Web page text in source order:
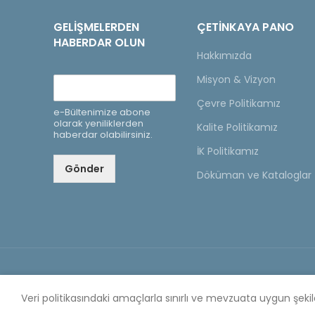
GELIŞMELERDEN
HABERDAR OLUN
e-Bültenimize abone
olarak yeniliklerden
haberdar olabilirsiniz.
Gönder
ÇETINKAYA PANO
Hakkımızda
Misyon & Vizyon
Çevre Politikamız
Kalite Politikamız
İK Politikamız
Döküman ve Kataloglar
Veri politikasındaki amaçlarla sınırlı ve mevzuata uygun